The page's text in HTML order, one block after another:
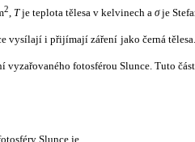
2, Tje teplota tělesa v kelvinech a σje
vysílají i přijímají záření jako černá
vyzařovaného fotosférou Slunce. Tuto
Slunce je